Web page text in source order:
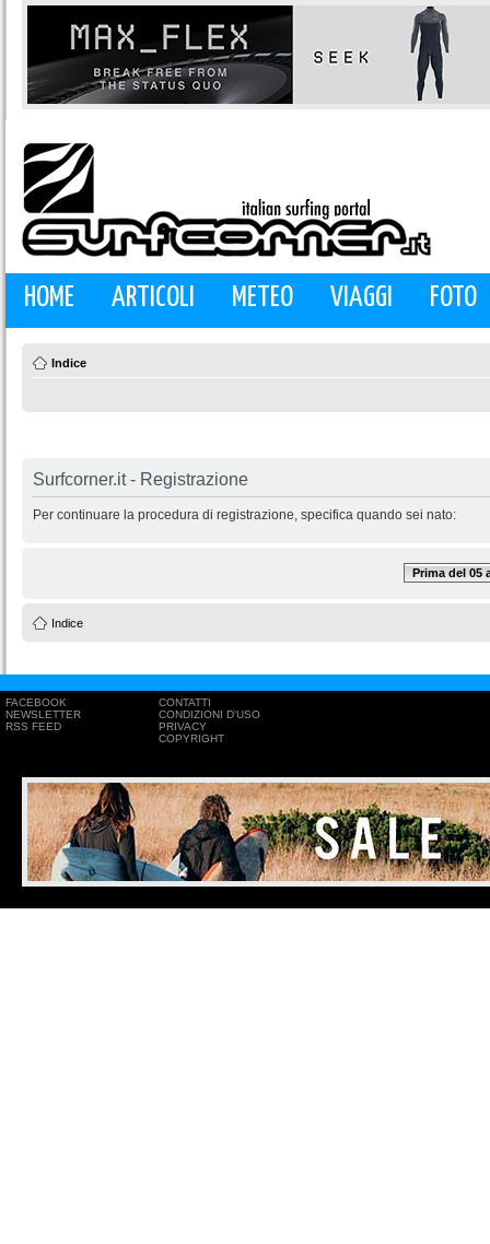
HOME ARTICOLI METEO VIAGGI FOTO
Indice
Surfcorner.it - Registrazione
Per continuare la procedura di registrazione, specifica quando sei nato:
Prima del 05
Indice
FACEBOOK
NEWSLETTER
RSS FEED
CONTATTI
CONDIZIONI D'USO
PRIVACY
COPYRIGHT